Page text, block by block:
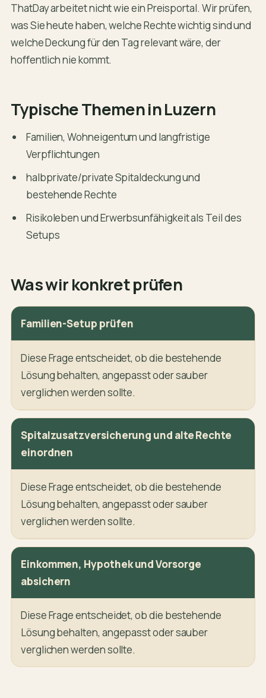
ThatDay arbeitet nicht wie ein Preisportal. Wir prüfen,
was Sie heute haben, welche Rechte wichtig sind und
welche Deckung für den Tag relevant wäre, der
hoffentlich nie kommt.
Typische Themen in Luzern
Familien, Wohneigentum und langfristige
Verpflichtungen
halbprivate/private Spitaldeckung und
bestehende Rechte
Risikoleben und Erwerbsunfähigkeit als Teil des
Setups
Was wir konkret prüfen
Familien-Setup prüfen
Diese Frage entscheidet, ob die bestehende
Lösung behalten, angepasst oder sauber
verglichen werden sollte.
Spitalzusatzversicherung und alte Rechte
einordnen
Diese Frage entscheidet, ob die bestehende
Lösung behalten, angepasst oder sauber
verglichen werden sollte.
Einkommen, Hypothek und Vorsorge
absichern
Diese Frage entscheidet, ob die bestehende
Lösung behalten, angepasst oder sauber
verglichen werden sollte.